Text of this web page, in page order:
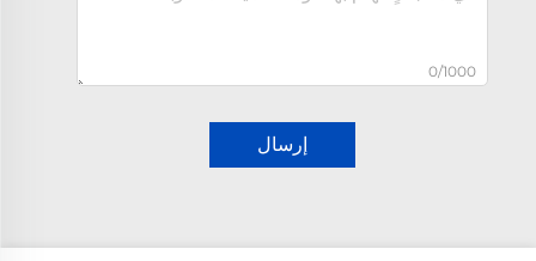
0/1000
إرسال